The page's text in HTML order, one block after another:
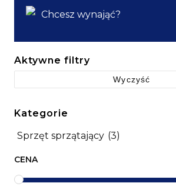
Chcesz wynająć?
Aktywne filtry
Kategorie
Wyczyść
Sprzęt sprzątający (3)
CENA